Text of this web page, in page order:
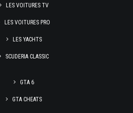
LES VOITURES TV
LES VOITURES PRO
LES YACHTS
SCUDERIA CLASSIC
GTA 6
GTA CHEATS